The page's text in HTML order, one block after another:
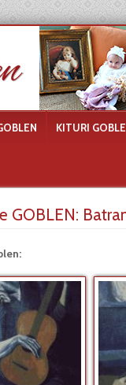
KITURI
GOBLEN: